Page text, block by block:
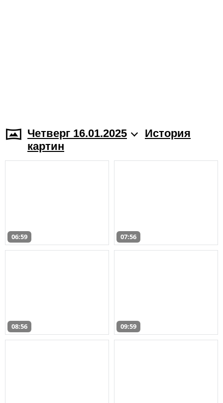
Четверг 16.01.2025
История
картин
06:59 07:56
08:56 09:59